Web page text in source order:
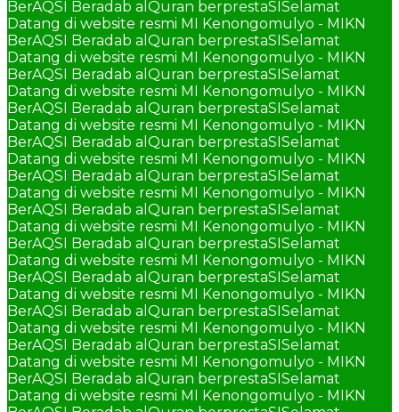
BerAQSI Beradab alQuran berprestaSISelamat
Datang di website resmi MI Kenongomulyo - MIKN
BerAQSI Beradab alQuran berprestaSISelamat
Datang di website resmi MI Kenongomulyo - MIKN
BerAQSI Beradab alQuran berprestaSISelamat
Datang di website resmi MI Kenongomulyo - MIKN
BerAQSI Beradab alQuran berprestaSISelamat
Datang di website resmi MI Kenongomulyo - MIKN
BerAQSI Beradab alQuran berprestaSISelamat
Datang di website resmi MI Kenongomulyo - MIKN
BerAQSI Beradab alQuran berprestaSISelamat
Datang di website resmi MI Kenongomulyo - MIKN
BerAQSI Beradab alQuran berprestaSISelamat
Datang di website resmi MI Kenongomulyo - MIKN
BerAQSI Beradab alQuran berprestaSISelamat
Datang di website resmi MI Kenongomulyo - MIKN
BerAQSI Beradab alQuran berprestaSISelamat
Datang di website resmi MI Kenongomulyo - MIKN
BerAQSI Beradab alQuran berprestaSISelamat
Datang di website resmi MI Kenongomulyo - MIKN
BerAQSI Beradab alQuran berprestaSISelamat
Datang di website resmi MI Kenongomulyo - MIKN
BerAQSI Beradab alQuran berprestaSISelamat
Datang di website resmi MI Kenongomulyo - MIKN